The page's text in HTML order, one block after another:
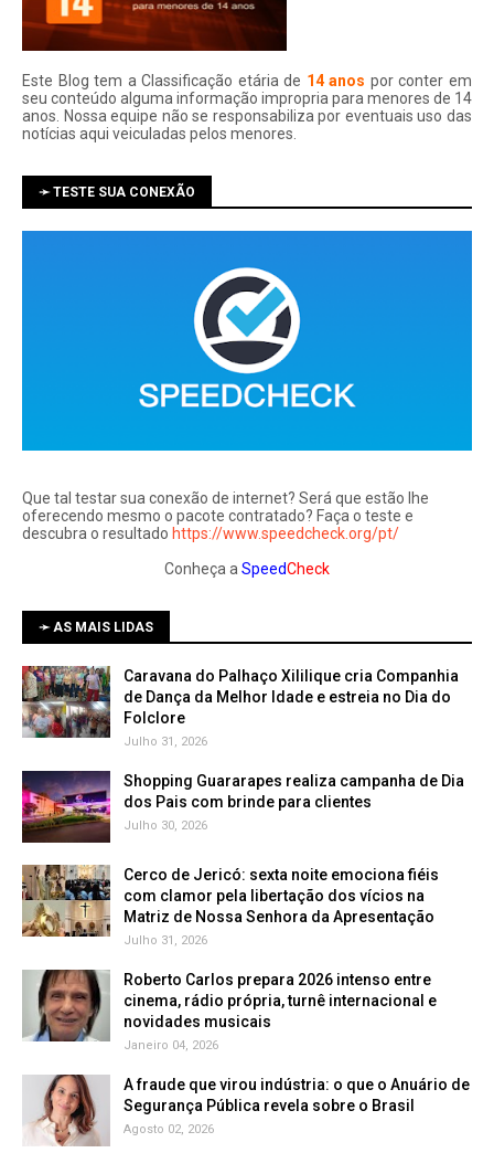
Este Blog tem a Classificação etária de 14 anos por conter em
seu conteúdo alguma informação impropria para menores de 14
anos. Nossa equipe não se responsabiliza por eventuais uso das
notí­cias aqui veiculadas pelos menores.
➛ TESTE SUA CONEXÃO
Que tal testar sua conexão de internet? Será que estão lhe
oferecendo mesmo o pacote contratado? Faça o teste e
descubra o resultado https://www.speedcheck.org/pt/
Conheça a SpeedCheck
➛ AS MAIS LIDAS
Caravana do Palhaço Xililique cria Companhia
de Dança da Melhor Idade e estreia no Dia do
Folclore
Julho 31, 2026
Shopping Guararapes realiza campanha de Dia
dos Pais com brinde para clientes
Julho 30, 2026
Cerco de Jericó: sexta noite emociona fiéis
com clamor pela libertação dos vícios na
Matriz de Nossa Senhora da Apresentação
Julho 31, 2026
Roberto Carlos prepara 2026 intenso entre
cinema, rádio própria, turnê internacional e
novidades musicais
Janeiro 04, 2026
A fraude que virou indústria: o que o Anuário de
Segurança Pública revela sobre o Brasil
Agosto 02, 2026